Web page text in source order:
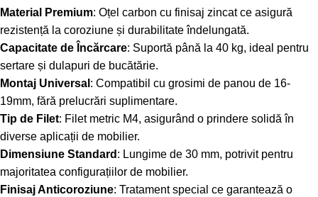
Material Premium: Oțel carbon cu finisaj zincat ce asigură
rezistență la coroziune și durabilitate îndelungată.
Capacitate de Încărcare: Suportă până la 40 kg, ideal pentru
sertare și dulapuri de bucătărie.
Montaj Universal : Compatibil cu grosimi de panou de 16-
19mm, fără prelucrări suplimentare.
Tip de Filet: Filet metric M4, asigurând o prindere solidă în
diverse aplicații de mobilier.
Dimensiune Standard : Lungime de 30 mm, potrivit pentru
majoritatea configurațiilor de mobilier.
Finisaj Anticoroziune: Tratament special ce garantează o